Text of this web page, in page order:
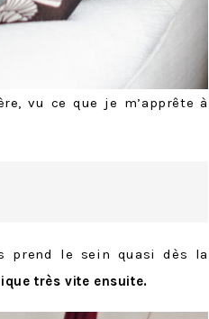
vu ce que je m’apprête à
prend le sein quasi dès la
très vite ensuite.